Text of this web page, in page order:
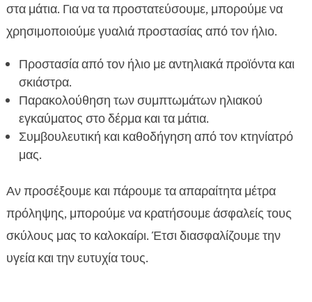
στα μάτια. Για να τα προστατεύσουμε, μπορούμε να
χρησιμοποιούμε γυαλιά προστασίας από τον ήλιο.
Προστασία από τον ήλιο με αντηλιακά προϊόντα και
σκιάστρα.
Παρακολούθηση των συμπτωμάτων ηλιακού
εγκαύματος στο δέρμα και τα μάτια.
Συμβουλευτική και καθοδήγηση από τον κτηνίατρό
μας.
Αν προσέξουμε και πάρουμε τα απαραίτητα μέτρα
πρόληψης, μπορούμε να κρατήσουμε άσφαλείς τους
σκύλους μας το καλοκαίρι. Έτσι διασφαλίζουμε την
υγεία και την ευτυχία τους.